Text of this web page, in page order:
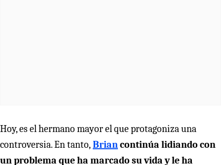
Hoy, es el hermano mayor el que protagoniza una
controversia. En tanto,Briancontinúa lidiando con
un problema que ha marcado su vida y le ha